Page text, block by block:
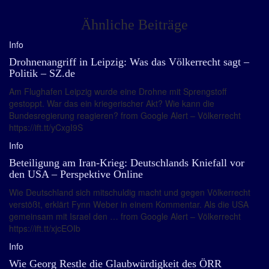
Ähnliche Beiträge
Info
Drohnenangriff in Leipzig: Was das Völkerrecht sagt –
Politik – SZ.de
Am Flughafen Leipzig wurde eine Drohne mit Sprengstoff
gestoppt. War das ein kriegerischer Akt? Wie kann die
Bundesregierung reagieren? from Google Alert – Völkerrecht
https://ift.tt/yCxgI9S
Info
Beteiligung am Iran-Krieg: Deutschlands Kniefall vor
den USA – Perspektive Online
Wie Deutschland sich mitschuldig macht und gegen Völkerrecht
verstößt, erklärt Fynn Weber in einem Kommentar. Als die USA
gemeinsam mit Israel den … from Google Alert – Völkerrecht
https://ift.tt/xjcEOIb
Info
Wie Georg Restle die Glaubwürdigkeit des ÖRR